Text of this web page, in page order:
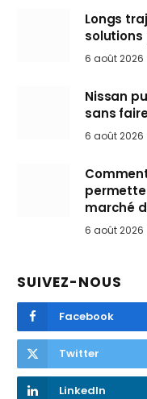
Longs
solutions
6 août 2026
Nissan
sans
6 août 2026
marché
6 août 2026
SUIVEZ-NOUS
Facebook
Twitter
LinkedIn